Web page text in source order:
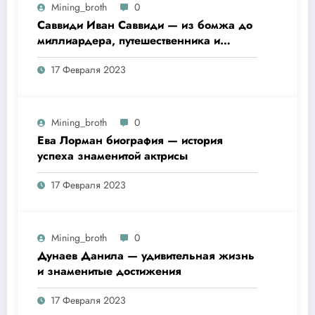
Mining_broth 0
Саввиди Иван Саввиди — из бомжа до
миллиардера, путешественника и
футбольного президента —
удивительная биография
17 Февраля 2023
Mining_broth 0
Ева Лорман биография — история
успеха знаменитой актрисы
17 Февраля 2023
Mining_broth 0
Дунаев Данила — удивительная жизнь
и знаменитые достижения
17 Февраля 2023